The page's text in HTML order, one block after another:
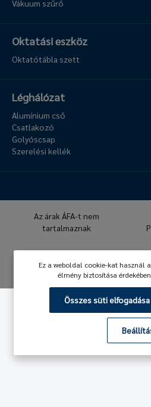
Vákuum szűrő
Oktatási eszköz
Oktatótábla szett
Léghálózat
Alumínium cső
Csatlakozó
Golyóscsap
Szerelési kellék
© 2026 Hafner
Az árak ÁFA-t nem
tartalmaznak
Ez a weboldal cookie-kat használ
élmény biztosítása
Összes süti elfogadása